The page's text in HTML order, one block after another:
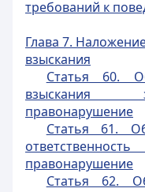
требований к
Глава 7.
взыскания
Статья 60.
взыскания
правонарушение
Статья 61.
правонарушение
Статья 62.